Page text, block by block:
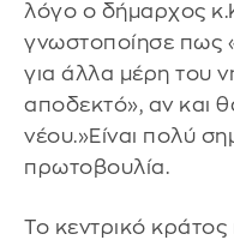
λόγο ο δήμαρχος
γνωστοποίησε πως
για άλλα μέρη του
αποδεκτό», αν και
νέου.»Είναι πολύ
πρωτοβουλία.
Το κεντρικό κράτος